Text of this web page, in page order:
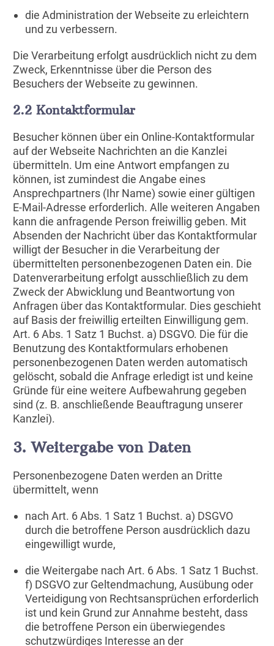
die Administration der Webseite zu erleichtern
und zu verbessern.
Die Verarbeitung erfolgt ausdrücklich nicht zu dem
Zweck, Erkenntnisse über die Person des
Besuchers der Webseite zu gewinnen.
2.2 Kontaktformular
Besucher können über ein Online-Kontaktformular
auf der Webseite Nachrichten an die Kanzlei
übermitteln. Um eine Antwort empfangen zu
können, ist zumindest die Angabe eines
Ansprechpartners (Ihr Name) sowie einer gültigen
E-Mail-Adresse erforderlich. Alle weiteren Angaben
kann die anfragende Person freiwillig geben. Mit
Absenden der Nachricht über das Kontaktformular
willigt der Besucher in die Verarbeitung der
übermittelten personenbezogenen Daten ein. Die
Datenverarbeitung erfolgt ausschließlich zu dem
Zweck der Abwicklung und Beantwortung von
Anfragen über das Kontaktformular. Dies geschieht
auf Basis der freiwillig erteilten Einwilligung gem.
Art. 6 Abs. 1 Satz 1 Buchst. a) DSGVO. Die für die
Benutzung des Kontaktformulars erhobenen
personenbezogenen Daten werden automatisch
gelöscht, sobald die Anfrage erledigt ist und keine
Gründe für eine weitere Aufbewahrung gegeben
sind (z. B. anschließende Beauftragung unserer
Kanzlei).
3. Weitergabe von Daten
Personenbezogene Daten werden an Dritte
übermittelt, wenn
nach Art. 6 Abs. 1 Satz 1 Buchst. a) DSGVO
durch die betroffene Person ausdrücklich dazu
eingewilligt wurde,
die Weitergabe nach Art. 6 Abs. 1 Satz 1 Buchst.
f) DSGVO zur Geltendmachung, Ausübung oder
Verteidigung von Rechtsansprüchen erforderlich
ist und kein Grund zur Annahme besteht, dass
die betroffene Person ein überwiegendes
schutzwürdiges Interesse an der